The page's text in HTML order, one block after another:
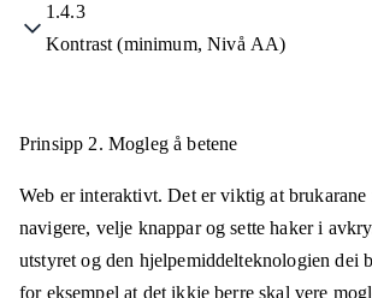
1.4.3
Kontrast (minimum, Nivå AA)
Prinsipp 2. Mogleg å betene
Web er interaktivt. Det er viktig at brukarane
navigere, velje knappar og sette haker i
utstyret og den hjelpemiddelteknologien dei
for eksempel at det ikkje berre skal vere